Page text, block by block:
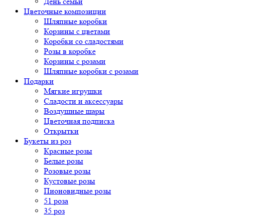
Цветочные композиции
Шляпные коробки
Корзины с цветами
Коробки со сладостями
Розы в коробке
Корзины с розами
Шляпные коробки с розами
Подарки
Мягкие игрушки
Сладости и аксессуары
Воздушные шары
Цветочная подписка
Открытки
Букеты из роз
Красные розы
Белые розы
Розовые розы
Кустовые розы
Пионовидные розы
51 роза
35 роз